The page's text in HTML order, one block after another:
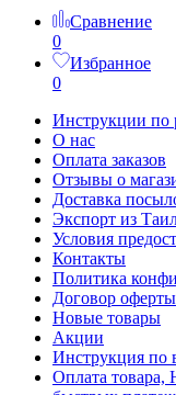
Сравнение
0
Избранное
0
Инструкции по
О нас
Оплата заказов
Отзывы о
Доставка
Экспорт из
Условия
Контакты
Политика
Договор оферты
Новые товары
Акции
Инструкция по
Оплата товара,